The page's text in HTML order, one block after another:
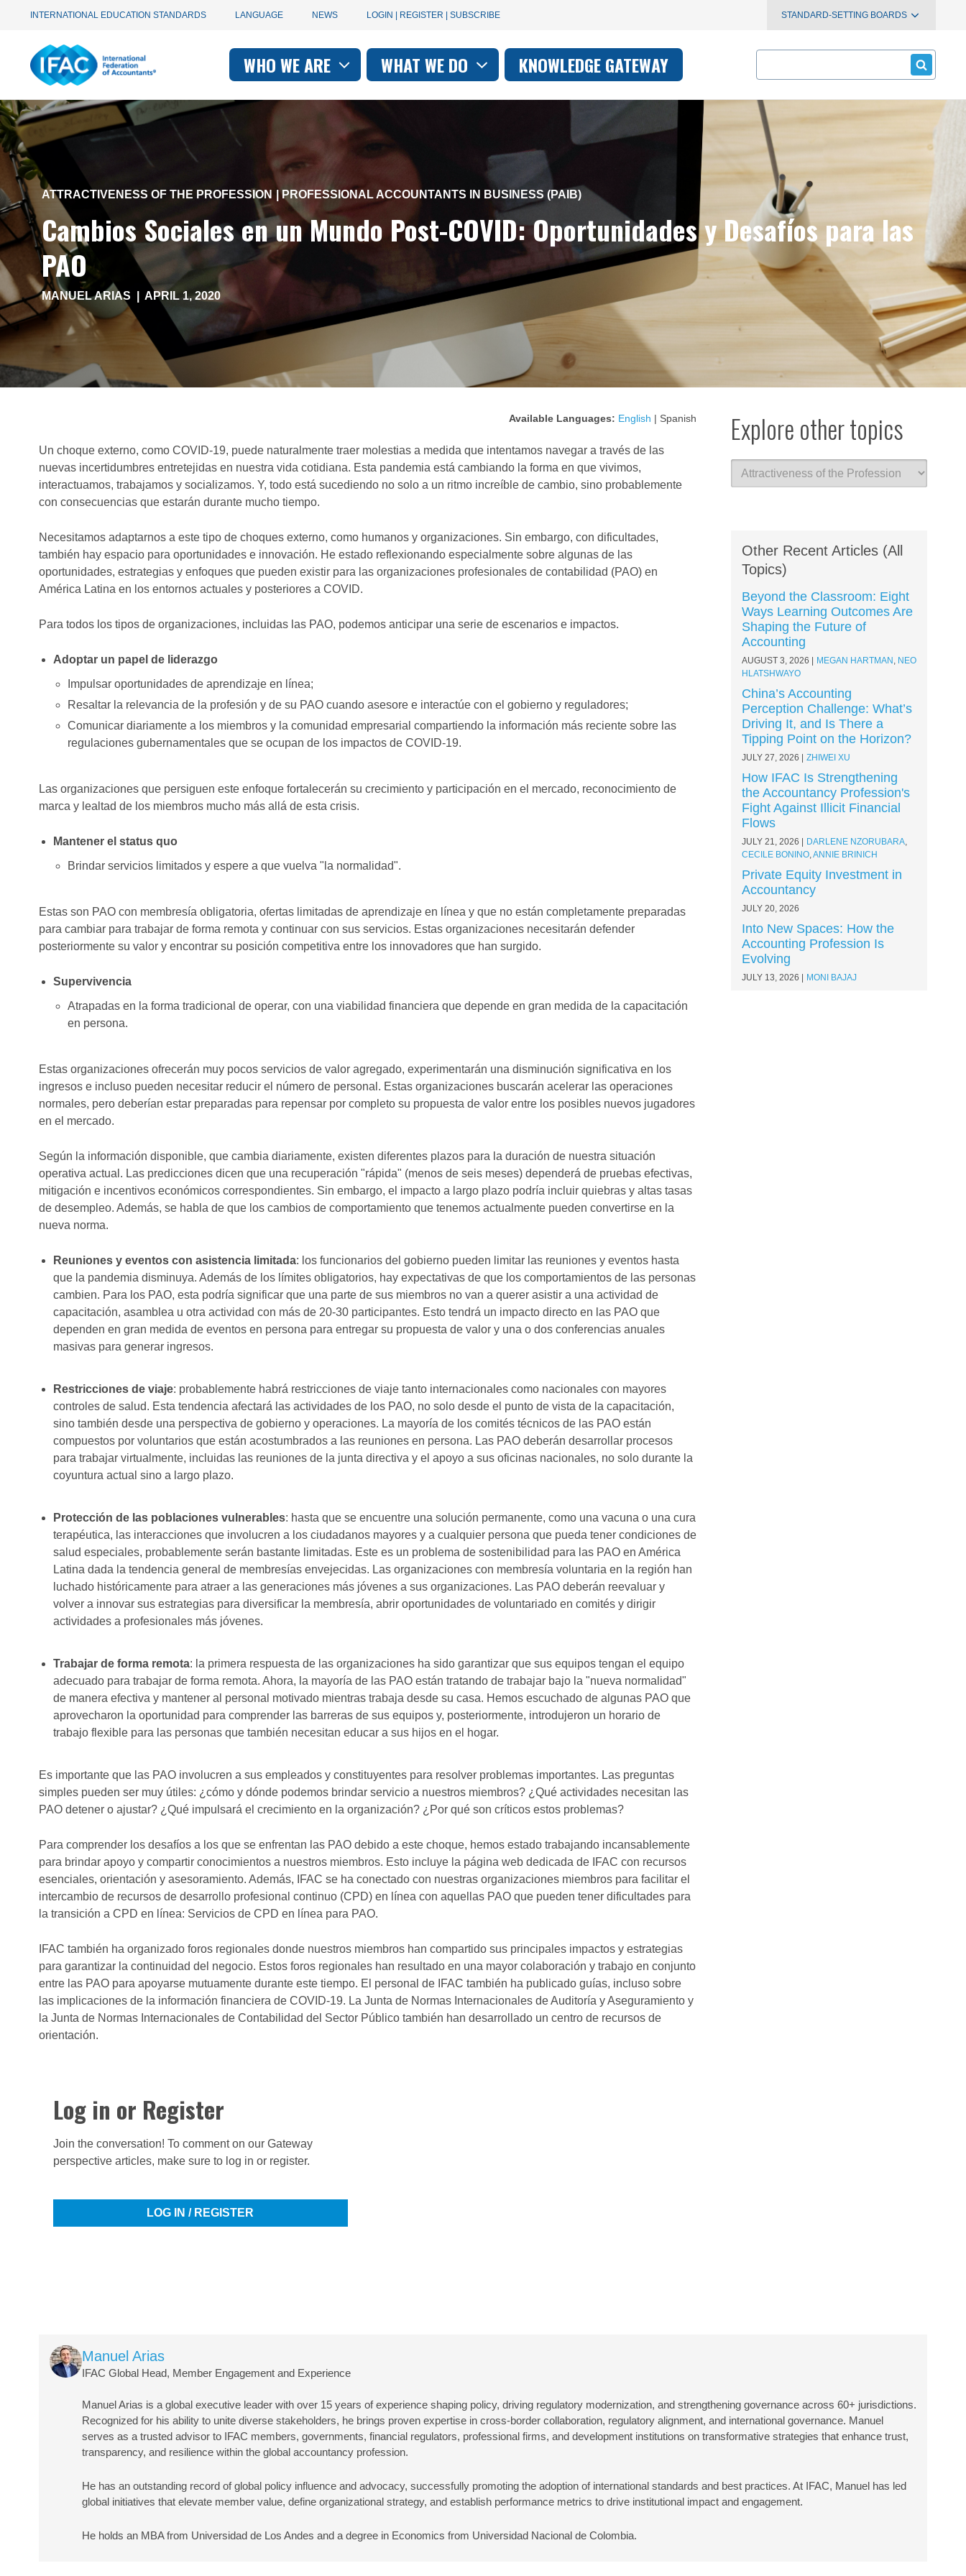
Utility
navigation
IFAC
INTERNATIONAL EDUCATION STANDARDS LANGUAGE NEWS
User
account
menu
LOGIN | REGISTER | SUBSCRIBE STANDARD-SETTING BOARDS
Main
navigation
-
IFAC
WHO WE ARE WHAT WE DO KNOWLEDGE GATEWAY Search
ATTRACTIVENESS OF THE PROFESSION PROFESSIONAL ACCOUNTANTS IN BUSINESS (PAIB)
Cambios Sociales en un Mundo Post-COVID: Oportunidades y Desafíos para las
PAO
MANUEL ARIAS APRIL 1, 2020
Available Languages: English | Spanish
Un choque externo, como COVID-19, puede naturalmente traer molestias a medida que intentamos navegar a través de las
nuevas incertidumbres entretejidas en nuestra vida cotidiana. Esta pandemia está cambiando la forma en que vivimos,
interactuamos, trabajamos y socializamos. Y, todo está sucediendo no solo a un ritmo increíble de cambio, sino probablemente
con consecuencias que estarán durante mucho tiempo.
Necesitamos adaptarnos a este tipo de choques externo, como humanos y organizaciones. Sin embargo, con dificultades,
también hay espacio para oportunidades e innovación. He estado reflexionando especialmente sobre algunas de las
oportunidades, estrategias y enfoques que pueden existir para las organizaciones profesionales de contabilidad (PAO) en
América Latina en los entornos actuales y posteriores a COVID.
Para todos los tipos de organizaciones, incluidas las PAO, podemos anticipar una serie de escenarios e impactos.
Adoptar un papel de liderazgo
Impulsar oportunidades de aprendizaje en línea;
Resaltar la relevancia de la profesión y de su PAO cuando asesore e interactúe con el gobierno y reguladores;
Comunicar diariamente a los miembros y la comunidad empresarial compartiendo la información más reciente sobre las
regulaciones gubernamentales que se ocupan de los impactos de COVID-19.
Las organizaciones que persiguen este enfoque fortalecerán su crecimiento y participación en el mercado, reconocimiento de
marca y lealtad de los miembros mucho más allá de esta crisis.
Mantener el status quo
Brindar servicios limitados y espere a que vuelva "la normalidad".
Estas son PAO con membresía obligatoria, ofertas limitadas de aprendizaje en línea y que no están completamente preparadas
para cambiar para trabajar de forma remota y continuar con sus servicios. Estas organizaciones necesitarán defender
posteriormente su valor y encontrar su posición competitiva entre los innovadores que han surgido.
Supervivencia
Atrapadas en la forma tradicional de operar, con una viabilidad financiera que depende en gran medida de la capacitación
en persona.
Estas organizaciones ofrecerán muy pocos servicios de valor agregado, experimentarán una disminución significativa en los
ingresos e incluso pueden necesitar reducir el número de personal. Estas organizaciones buscarán acelerar las operaciones
normales, pero deberían estar preparadas para repensar por completo su propuesta de valor entre los posibles nuevos jugadores
en el mercado.
Según la información disponible, que cambia diariamente, existen diferentes plazos para la duración de nuestra situación
operativa actual. Las predicciones dicen que una recuperación "rápida" (menos de seis meses) dependerá de pruebas efectivas,
mitigación e incentivos económicos correspondientes. Sin embargo, el impacto a largo plazo podría incluir quiebras y altas tasas
de desempleo. Además, se habla de que los cambios de comportamiento que tenemos actualmente pueden convertirse en la
nueva norma.
Reuniones y eventos con asistencia limitada: los funcionarios del gobierno pueden limitar las reuniones y eventos hasta
que la pandemia disminuya. Además de los límites obligatorios, hay expectativas de que los comportamientos de las personas
cambien. Para los PAO, esta podría significar que una parte de sus miembros no van a querer asistir a una actividad de
capacitación, asamblea u otra actividad con más de 20-30 participantes. Esto tendrá un impacto directo en las PAO que
dependen en gran medida de eventos en persona para entregar su propuesta de valor y una o dos conferencias anuales
masivas para generar ingresos.
Restricciones de viaje: probablemente habrá restricciones de viaje tanto internacionales como nacionales con mayores
controles de salud. Esta tendencia afectará las actividades de los PAO, no solo desde el punto de vista de la capacitación,
sino también desde una perspectiva de gobierno y operaciones. La mayoría de los comités técnicos de las PAO están
compuestos por voluntarios que están acostumbrados a las reuniones en persona. Las PAO deberán desarrollar procesos
para trabajar virtualmente, incluidas las reuniones de la junta directiva y el apoyo a sus oficinas nacionales, no solo durante la
coyuntura actual sino a largo plazo.
Protección de las poblaciones vulnerables: hasta que se encuentre una solución permanente, como una vacuna o una cura
terapéutica, las interacciones que involucren a los ciudadanos mayores y a cualquier persona que pueda tener condiciones de
salud especiales, probablemente serán bastante limitadas. Este es un problema de sostenibilidad para las PAO en América
Latina dada la tendencia general de membresías envejecidas. Las organizaciones con membresía voluntaria en la región han
luchado históricamente para atraer a las generaciones más jóvenes a sus organizaciones. Las PAO deberán reevaluar y
volver a innovar sus estrategias para diversificar la membresía, abrir oportunidades de voluntariado en comités y dirigir
actividades a profesionales más jóvenes.
Trabajar de forma remota: la primera respuesta de las organizaciones ha sido garantizar que sus equipos tengan el equipo
adecuado para trabajar de forma remota. Ahora, la mayoría de las PAO están tratando de trabajar bajo la "nueva normalidad"
de manera efectiva y mantener al personal motivado mientras trabaja desde su casa. Hemos escuchado de algunas PAO que
aprovecharon la oportunidad para comprender las barreras de sus equipos y, posteriormente, introdujeron un horario de
trabajo flexible para las personas que también necesitan educar a sus hijos en el hogar.
Es importante que las PAO involucren a sus empleados y constituyentes para resolver problemas importantes. Las preguntas
simples pueden ser muy útiles: ¿cómo y dónde podemos brindar servicio a nuestros miembros? ¿Qué actividades necesitan las
PAO detener o ajustar? ¿Qué impulsará el crecimiento en la organización? ¿Por qué son críticos estos problemas?
Para comprender los desafíos a los que se enfrentan las PAO debido a este choque, hemos estado trabajando incansablemente
para brindar apoyo y compartir conocimientos a nuestros miembros. Esto incluye la página web dedicada de IFAC con recursos
esenciales, orientación y asesoramiento. Además, IFAC se ha conectado con nuestras organizaciones miembros para facilitar el
intercambio de recursos de desarrollo profesional continuo (CPD) en línea con aquellas PAO que pueden tener dificultades para
la transición a CPD en línea: Servicios de CPD en línea para PAO.
IFAC también ha organizado foros regionales donde nuestros miembros han compartido sus principales impactos y estrategias
para garantizar la continuidad del negocio. Estos foros regionales han resultado en una mayor colaboración y trabajo en conjunto
entre las PAO para apoyarse mutuamente durante este tiempo. El personal de IFAC también ha publicado guías, incluso sobre
las implicaciones de la información financiera de COVID-19. La Junta de Normas Internacionales de Auditoría y Aseguramiento y
la Junta de Normas Internacionales de Contabilidad del Sector Público también han desarrollado un centro de recursos de
orientación.
Log in or Register
Join the conversation! To comment on our Gateway
perspective articles, make sure to log in or register.
LOG IN / REGISTER
Explore other topics
Other Recent Articles (All
Topics)
Beyond the Classroom: Eight
Ways Learning Outcomes Are
Shaping the Future of
Accounting
AUGUST 3, 2026 MEGAN HARTMAN , NEO
HLATSHWAYO
China’s Accounting
Perception Challenge: What’s
Driving It, and Is There a
Tipping Point on the Horizon?
JULY 27, 2026 ZHIWEI XU
How IFAC Is Strengthening
the Accountancy Profession's
Fight Against Illicit Financial
Flows
JULY 21, 2026 DARLENE NZORUBARA,
CECILE BONINO,ANNIE BRINICH
Private Equity Investment in
Accountancy
JULY 20, 2026
Into New Spaces: How the
Accounting Profession Is
Evolving
JULY 13, 2026 MONI BAJAJ
ImageManuel Arias
IFAC Global Head, Member Engagement and Experience
Manuel Arias is a global executive leader with over 15 years of experience shaping policy, driving regulatory modernization, and strengthening governance across 60+ jurisdictions.
Recognized for his ability to unite diverse stakeholders, he brings proven expertise in cross-border collaboration, regulatory alignment, and international governance. Manuel
serves as a trusted advisor to IFAC members, governments, financial regulators, professional firms, and development institutions on transformative strategies that enhance trust,
transparency, and resilience within the global accountancy profession.
He has an outstanding record of global policy influence and advocacy, successfully promoting the adoption of international standards and best practices. At IFAC, Manuel has led
global initiatives that elevate member value, define organizational strategy, and establish performance metrics to drive institutional impact and engagement.
He holds an MBA from Universidad de Los Andes and a degree in Economics from Universidad Nacional de Colombia.